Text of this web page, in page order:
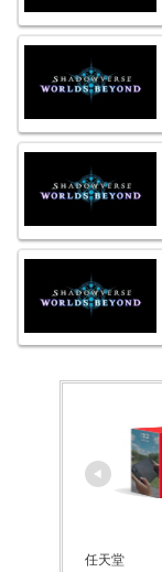
任天堂